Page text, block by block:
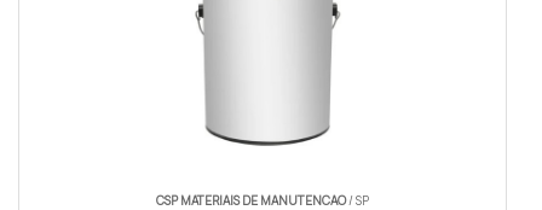
CSP MATERIAIS DE MANUTENCAO/ SP